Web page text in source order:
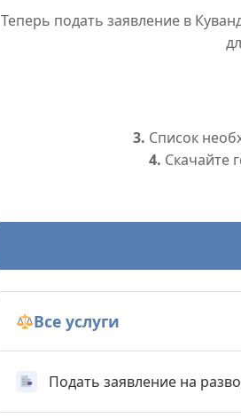
Теперь подать заявление в
3. Список
4. Скачайте
Все услуги
Подать заявление на